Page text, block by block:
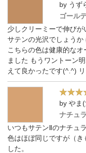
by うず
ゴール
少しクリーミーで伸び
サテンの光沢でしょう
こちらの色は健康的な
ました もうワントーン
えて良かったです(^.^) リ
by やま
ナチュ
いつもサテンⅡのナチュ
色はほぼ同じですが（き
した。